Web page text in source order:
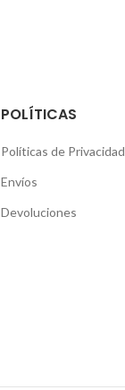
POLÍTICAS
Políticas de Privacidad
Envíos
Devoluciones